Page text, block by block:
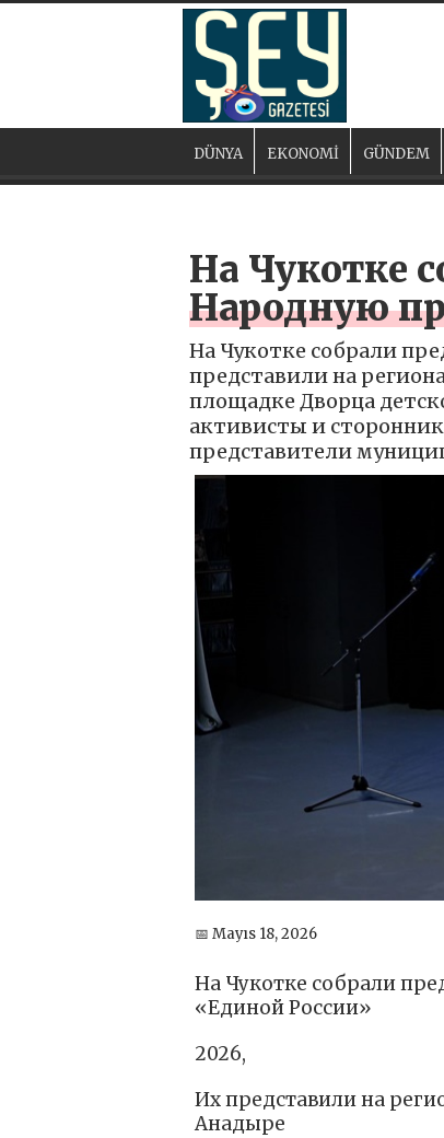
DÜNYA EKONOMİ GÜNDEM
На Чукотке
Народную
На Чукотке собрали
представили на
площадке Дворца
активисты и
представители
📅 Mayıs 18, 2026
На Чукотке собрали
«Единой России»
2026,
Их представили на
Анадыре